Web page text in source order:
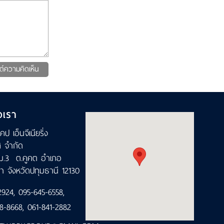
ความคิดเห็น
รา
ป เอ็นจีเนียริ่ง
จำกัด
ต.คูคต อำเภอ
จังหวัดปทุมธานี 12130
, 095-645-6558,
8668, 061-841-2882